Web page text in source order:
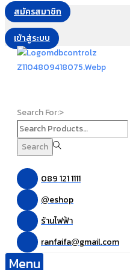
สมัครสมาชิก
เข้าสู่ระบบ
Search For:>
Search
089 121 1111
@eshop
ร้านไฟฟ้า
ranfaifa@gmail.com
Menu